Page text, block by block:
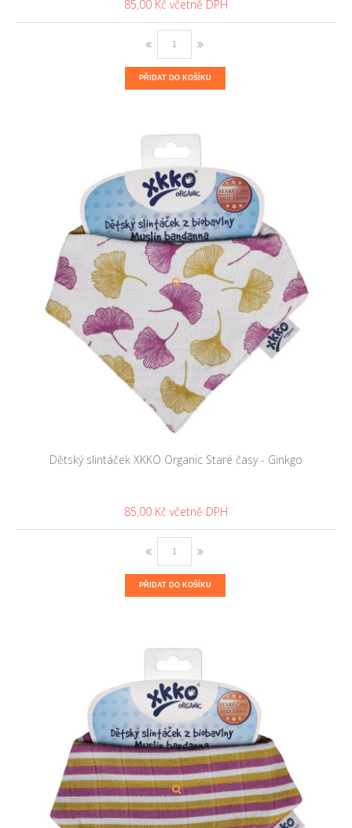
85,00 Kč
PŘIDAT DO KOŠÍKU
Dětský slintáček XKKO Organic Staré časy - Ginkgo
85,00 Kč
PŘIDAT DO KOŠÍKU